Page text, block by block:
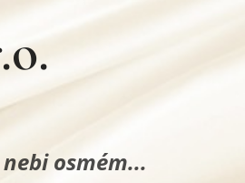
osmém...